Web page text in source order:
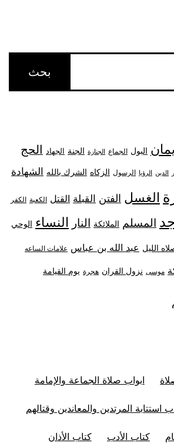
البول الجماع الجنازة الجنة الجهاد الحج
الدين الرؤيا الرسول الزكاه الشرك بالله الشهادة
الغسل الفتن القبلة القتل الكعبة الكفر
المسلم الملائكة النار النساء الوحي
الليل عبد الله بن عباس علامات الساعه
موسى نزول القران هجرة يوم القيامة
ابواب صلاة الجماعة والإمامة
استتابة المرتدين والمعاندين وقتالهم
كتاب الأدب كتاب الأذان